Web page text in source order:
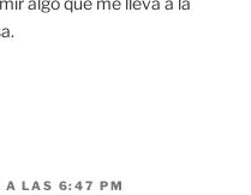
A LAS 6:47 PM